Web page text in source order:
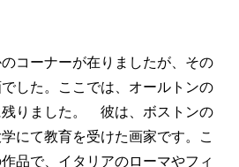
コーナーが在りましたが、その
した。ここでは、オールトンの
残りました。 彼は、ボストンの
にて教育を受けた画家です。こ
品で、イタリアのローマやフィ